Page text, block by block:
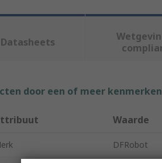
Datasheets
door een of meer
Waarde
DFRobot